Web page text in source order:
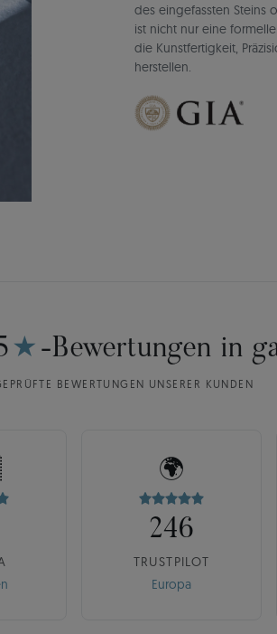
des eingefassten Steins
ist nicht nur eine
die Kunstfertigkeit,
herstellen.
★ -Bewertungen in
BEWERTUNGEN UNSERER KUNDEN
🌍
246
TRUSTPILOT
Europa